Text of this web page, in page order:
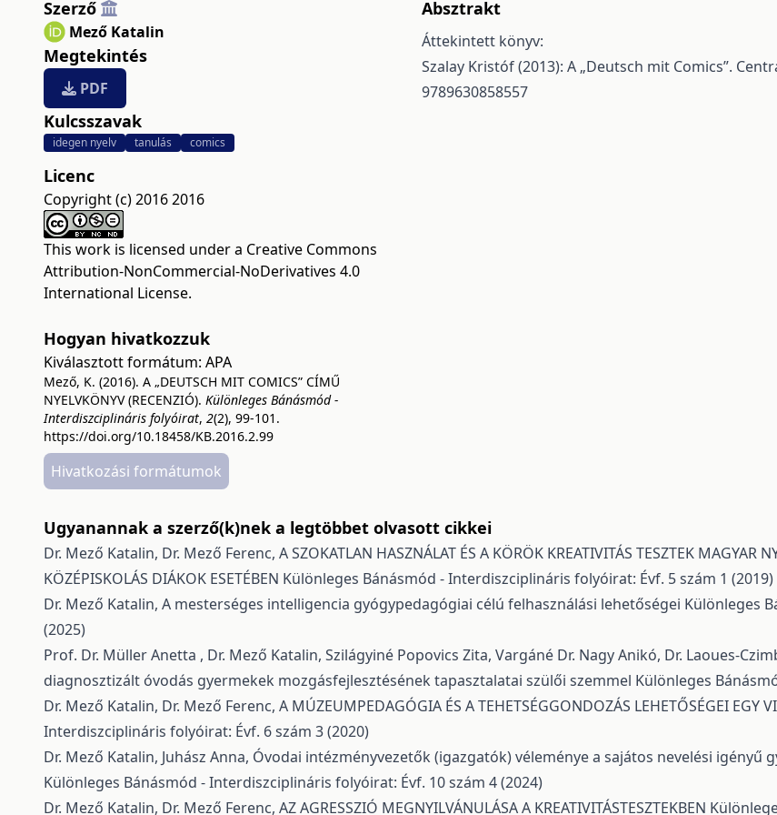
Szerző
Mező Katalin
Megtekintés
PDF
Kulcsszavak
idegen nyelv tanulás comics
Licenc
Copyright (c) 2016 2016
This work is licensed under a Creative Commons
Attribution-NonCommercial-NoDerivatives 4.0
International License.
Hogyan hivatkozzuk
Kiválasztott formátum: APA
Mező, K. (2016). A „DEUTSCH MIT COMICS” CÍMŰ
NYELVKÖNYV (RECENZIÓ). Különleges Bánásmód -
Interdiszciplináris folyóirat, 2(2), 99-101.
https://doi.org/10.18458/KB.2016.2.99
Hivatkozási formátumok
Absztrakt
Áttekintett könyv:
Szalay Kristóf (2013): A „Deutsch mit Comics”.
9789630858557
Ugyanannak a szerző(k)nek a legtöbbet olvasott cikkei
Dr. Mező Katalin, Dr. Mező Ferenc, A SZOKATLAN HASZNÁLAT ÉS A KÖRÖK KREATIVITÁS TESZTEK MAGYAR
KÖZÉPISKOLÁS DIÁKOK ESETÉBEN Különleges Bánásmód - Interdiszciplináris folyóirat: Évf. 5 szám 1 (2019)
Dr. Mező Katalin, A mesterséges intelligencia gyógypedagógiai célú felhasználási lehetőségei Különleges
(2025)
Prof. Dr. Müller Anetta , Dr. Mező Katalin, Szilágyiné Popovics Zita, Vargáné Dr. Nagy Anikó, Dr. Laoues-
diagnosztizált óvodás gyermekek mozgásfejlesztésének tapasztalatai szülői szemmel Különleges
Dr. Mező Katalin, Dr. Mező Ferenc, A MÚZEUMPEDAGÓGIA ÉS A TEHETSÉGGONDOZÁS LEHETŐSÉGEI EGY
Interdiszciplináris folyóirat: Évf. 6 szám 3 (2020)
Dr. Mező Katalin, Juhász Anna, Óvodai intézményvezetők (igazgatók) véleménye a sajátos nevelési igényű
Különleges Bánásmód - Interdiszciplináris folyóirat: Évf. 10 szám 4 (2024)
Dr. Mező Katalin, Dr. Mező Ferenc, AZ AGRESSZIÓ MEGNYILVÁNULÁSA A KREATIVITÁSTESZTEKBEN